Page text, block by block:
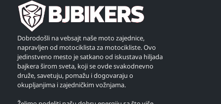
Dobrodošli na vebsajt naše moto zajednice,
napravljen od motociklista za motocikliste. Ovo
jedinstveno mesto je satkano od iskustava hiljada
bajkera širom sveta, koji se ovde svakodnevno
druže, savetuju, pomažu i dogovaraju o
okupljanjima i zajedničkim vožnjama.